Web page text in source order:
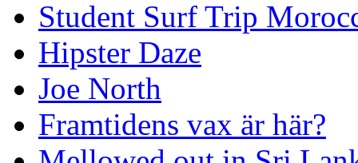
Student Surf Trip
Hipster Daze
Joe North
Framtidens vax är här?